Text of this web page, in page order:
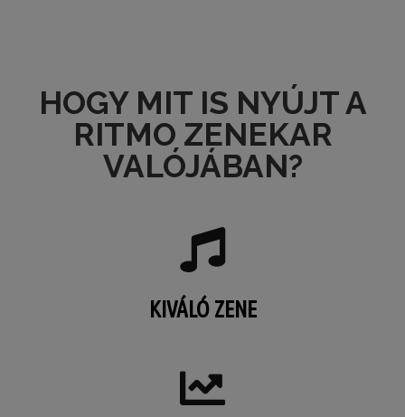
HOGY MIT IS NYÚJT A
RITMO ZENEKAR
VALÓJÁBAN?
KIVÁLÓ ZENE